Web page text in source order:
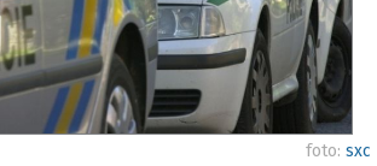
foto: sxc